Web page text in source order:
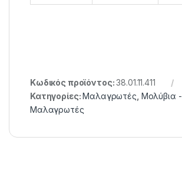
Κωδικός προϊόντος:38.01.11.411
Κατηγορίες:Μαλαγρωτές Μολύβια -
Μαλαγρωτές